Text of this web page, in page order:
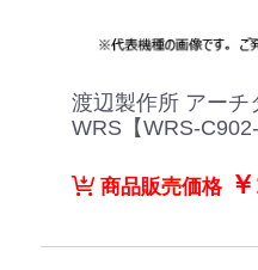
渡辺製作所 アー
WRS【WRS-C902-
商品販売価格￥